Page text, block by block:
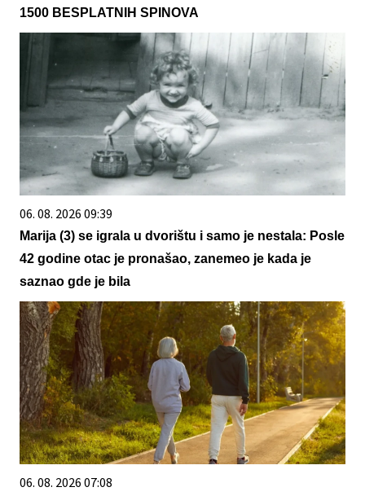
1500 BESPLATNIH SPINOVA
06. 08. 2026 09:39
Marija (3) se igrala u dvorištu i samo je nestala: Posle
42 godine otac je pronašao, zanemeo je kada je
saznao gde je bila
06. 08. 2026 07:08